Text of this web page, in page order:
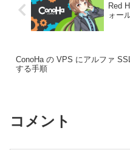
Red
ォー
ConoHa の VPS にアルファ
する手順
コメント